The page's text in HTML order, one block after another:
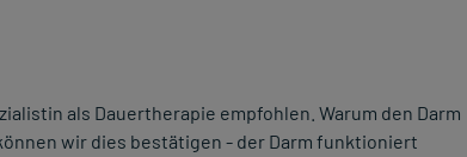
als Dauertherapie empfohlen. Warum den Darm
wir dies bestätigen - der Darm funktioniert